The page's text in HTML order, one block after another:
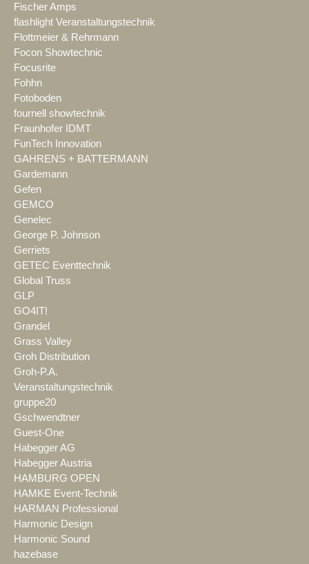
Fischer Amps
flashlight Veranstaltungstechnik
Flottmeier & Rehrmann
Focon Showtechnic
Focusrite
Fohhn
Fotoboden
fournell showtechnik
Fraunhofer IDMT
FunTech Innovation
GAHRENS + BATTERMANN
Gardemann
Gefen
GEMCO
Genelec
George P. Johnson
Gerriets
GETEC Eventtechnik
Global Truss
GLP
GO4IT!
Grandel
Grass Valley
Groh Distribution
Groh-P.A.
Veranstaltungstechnik
gruppe20
Gschwendtner
Guest-One
Habegger AG
Habegger Austria
HAMBURG OPEN
HAMKE Event-Technik
HARMAN Professional
Harmonic Design
Harmonic Sound
hazebase